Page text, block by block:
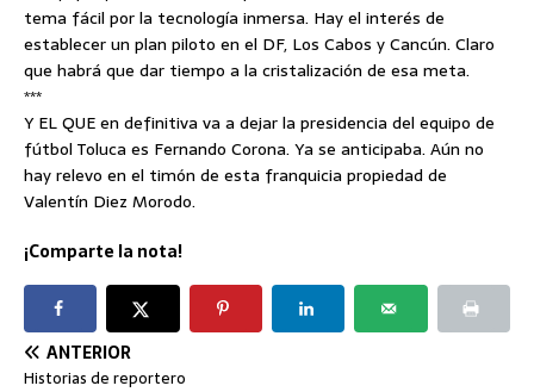
tema fácil por la tecnología inmersa. Hay el interés de
establecer un plan piloto en el DF, Los Cabos y Cancún. Claro
que habrá que dar tiempo a la cristalización de esa meta.
***
Y EL QUE en definitiva va a dejar la presidencia del equipo de
fútbol Toluca es Fernando Corona. Ya se anticipaba. Aún no
hay relevo en el timón de esta franquicia propiedad de
Valentín Diez Morodo.
¡Comparte la nota!
ANTERIOR
Historias de reportero